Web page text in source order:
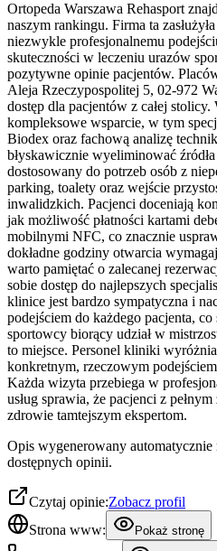
Ortopeda Warszawa Rehasport
naszym rankingu. Firma ta
niezwykle profesjonalnemu
skuteczności w leczeniu urazów
pozytywne opinie pacjentów.
Aleja Rzeczypospolitej 5, 02-972
dostęp dla pacjentów z całej
kompleksowe wsparcie, w tym
Biodex oraz fachową analizę
błyskawicznie wyeliminować
dostosowany do potrzeb osób z
parking, toalety oraz wejście
inwalidzkich. Pacjenci doceniają
jak możliwość płatności kartami
mobilnymi NFC, co znacznie
dokładne godziny otwarcia
warto pamiętać o zalecanej
sobie dostęp do najlepszych
klinice jest bardzo sympatyczna i
podejściem do każdego pacjenta,
sportowcy biorący udział w
to miejsce. Personel kliniki
konkretnym, rzeczowym
Każda wizyta przebiega w
usług sprawia, że pacjenci z
zdrowie tamtejszym ekspertom.
Opis wygenerowany
dostępnych opinii.
Czytaj opinie:Zobacz profil
Strona www:
Pokaż stronę